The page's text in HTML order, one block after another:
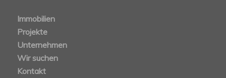
Immobilien
Projekte
Unternehmen
Wir suchen
Kontakt